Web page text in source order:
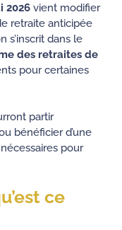
2026 vient modifier
retraite anticipée
s’inscrit dans le
des retraites de
pour certaines
partir
bénéficier d’une
pour
ce